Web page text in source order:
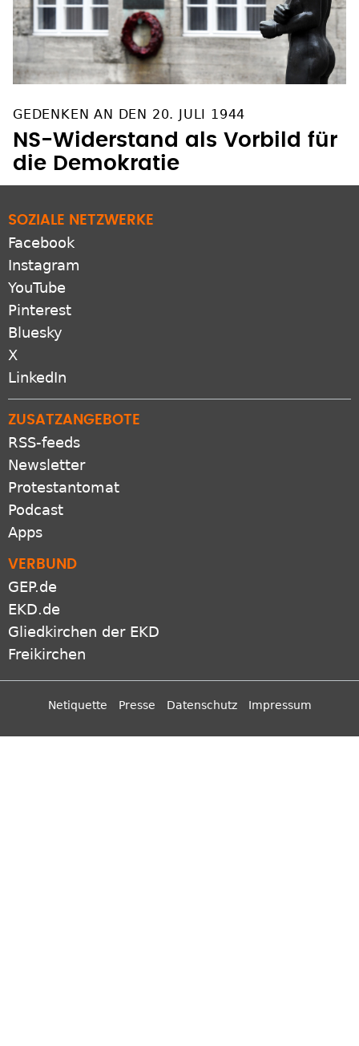
GEDENKEN AN DEN 20. JULI 1944
NS-Widerstand als Vorbild für
die Demokratie
SOZIALE NETZWERKE
Facebook
Instagram
YouTube
Pinterest
Bluesky
X
LinkedIn
ZUSATZANGEBOTE
RSS-feeds
Newsletter
Protestantomat
Podcast
Apps
VERBUND
GEP.de
EKD.de
Gliedkirchen der EKD
Freikirchen
Netiquette Presse Datenschutz Impressum